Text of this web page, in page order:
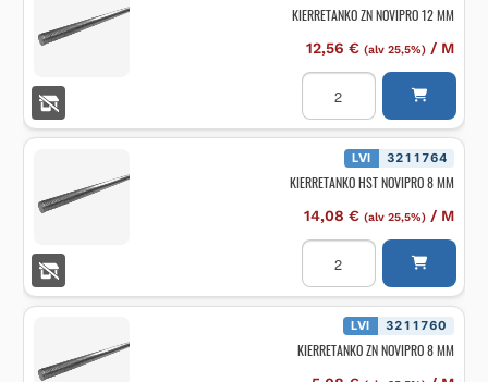
KIERRETANKO ZN NOVIPRO 12 MM
12,56 € (alv 25,5%)/ M
KIERRETANKO
NOVIPRO
12
MM
määrä LVI 3211764
KIERRETANKO HST NOVIPRO 8 MM
14,08 € (alv 25,5%)/ M
KIERRETANKO
NOVIPRO
8
MM
määrä LVI 3211760
KIERRETANKO ZN NOVIPRO 8 MM